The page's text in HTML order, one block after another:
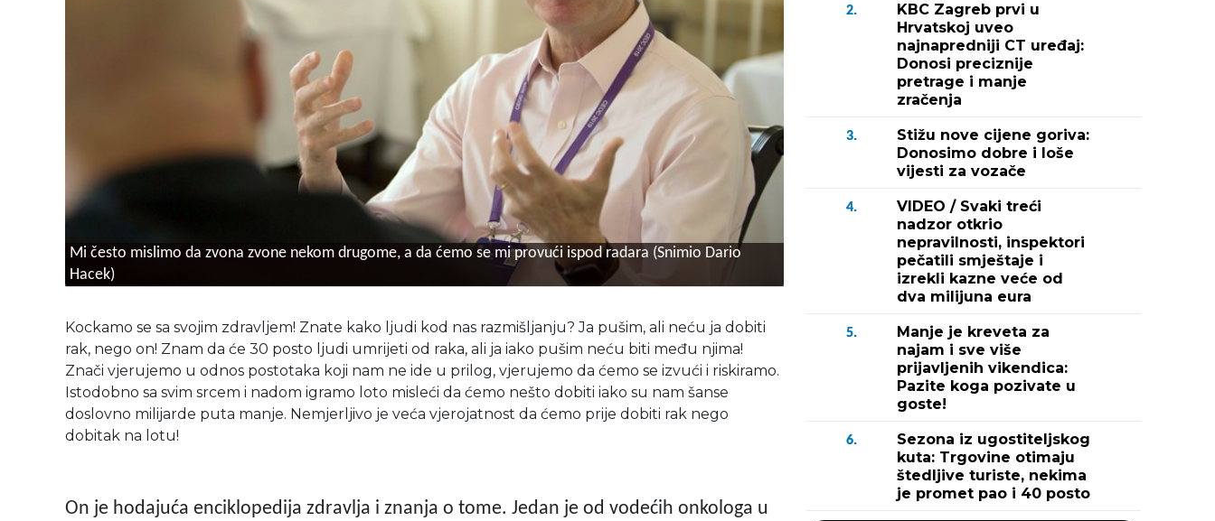
Mi često mislimo da zvona zvone nekom drugome, a da ćemo se mi provući ispod radara (Snimio Dario
Hacek)
Kockamo se sa svojim zdravljem! Znate kako ljudi kod nas razmišljanju? Ja pušim, ali neću ja dobiti
rak, nego on! Znam da će 30 posto ljudi umrijeti od raka, ali ja iako pušim neću biti među njima!
Znači vjerujemo u odnos postotaka koji nam ne ide u prilog, vjerujemo da ćemo se izvući i riskiramo.
Istodobno sa svim srcem i nadom igramo loto misleći da ćemo nešto dobiti iako su nam šanse
doslovno milijarde puta manje. Nemjerljivo je veća vjerojatnost da ćemo prije dobiti rak nego
dobitak na lotu!
On je hodajuća enciklopedija zdravlja i znanja o tome. Jedan je od vodećih onkologa u
2.
KBC Zagreb prvi u
Hrvatskoj uveo
najnapredniji CT uređaj:
Donosi preciznije
pretrage i manje
zračenja
3.
Stižu nove cijene goriva:
Donosimo dobre i loše
vijesti za vozače
4.
VIDEO / Svaki treći
nadzor otkrio
nepravilnosti, inspektori
pečatili smještaje i
izrekli kazne veće od
dva milijuna eura
5.
Manje je kreveta za
najam i sve više
prijavljenih vikendica:
Pazite koga pozivate u
goste!
6.
Sezona iz ugostiteljskog
kuta: Trgovine otimaju
štedljive turiste, nekima
je promet pao i 40 posto